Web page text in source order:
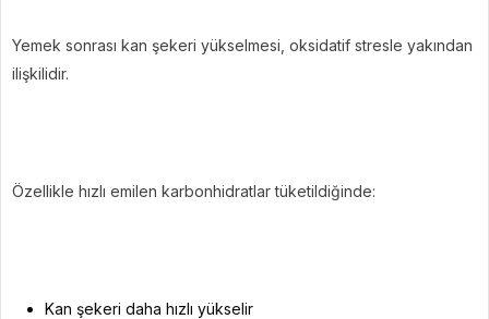
Yemek sonrası kan şekeri yükselmesi, oksidatif stresle yakından
ilişkilidir.
Özellikle hızlı emilen karbonhidratlar tüketildiğinde:
Kan şekeri daha hızlı yükselir